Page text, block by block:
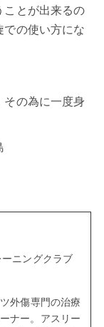
ことが出来るの
の使い方にな
その為に一度身
ニングクラブ
外傷専門の治療
ナー。アスリー